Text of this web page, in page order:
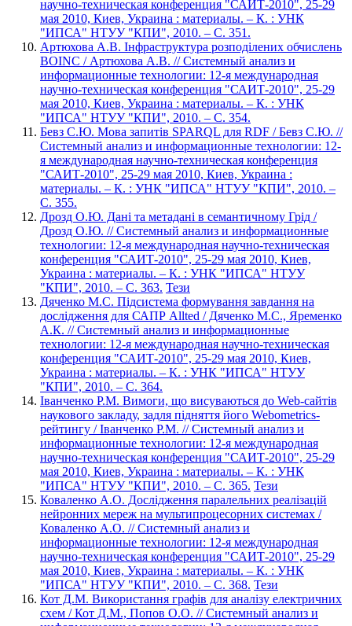
научно-техническая конференция "САИТ-2010", 25-29
мая 2010, Киев, Украина : материалы. – К. : УНК
"ИПСА" НТУУ "КПИ", 2010. – С. 351.
Артюхова А.В. Інфраструктура розподілених обчислень
BOINC / Артюхова А.В. // Системный анализ и
информационные технологии: 12-я международная
научно-техническая конференция "САИТ-2010", 25-29
мая 2010, Киев, Украина : материалы. – К. : УНК
"ИПСА" НТУУ "КПИ", 2010. – С. 354.
Бевз С.Ю. Мова запитів SPARQL для RDF / Бевз С.Ю. //
Системный анализ и информационные технологии: 12-
я международная научно-техническая конференция
"САИТ-2010", 25-29 мая 2010, Киев, Украина :
материалы. – К. : УНК "ИПСА" НТУУ "КПИ", 2010. –
С. 355.
Дрозд О.Ю. Дані та метадані в семантичному Грід /
Дрозд О.Ю. // Системный анализ и информационные
технологии: 12-я международная научно-техническая
конференция "САИТ-2010", 25-29 мая 2010, Киев,
Украина : материалы. – К. : УНК "ИПСА" НТУУ
"КПИ", 2010. – С. 363. Тези
Дяченко М.С. Підсистема формування завдання на
дослідження для САПР Allted / Дяченко М.С., Яременко
А.К. // Системный анализ и информационные
технологии: 12-я международная научно-техническая
конференция "САИТ-2010", 25-29 мая 2010, Киев,
Украина : материалы. – К. : УНК "ИПСА" НТУУ
"КПИ", 2010. – С. 364.
Іванченко Р.М. Вимоги, що висуваються до Web-сайтів
наукового закладу, задля підняття його Webometrics-
рейтингу / Іванченко Р.М. // Системный анализ и
информационные технологии: 12-я международная
научно-техническая конференция "САИТ-2010", 25-29
мая 2010, Киев, Украина : материалы. – К. : УНК
"ИПСА" НТУУ "КПИ", 2010. – С. 365. Тези
Коваленко А.О. Дослідження паралельних реалізацій
нейронних мереж на мультипроцесорних системах /
Коваленко А.О. // Системный анализ и
информационные технологии: 12-я международная
научно-техническая конференция "САИТ-2010", 25-29
мая 2010, Киев, Украина : материалы. – К. : УНК
"ИПСА" НТУУ "КПИ", 2010. – С. 368. Тези
Кот Д.М. Використання графів для аналізу електричних
схем / Кот Д.М., Попов О.О. // Системный анализ и